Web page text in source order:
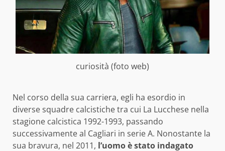
curiosità (foto web)
Nel corso della sua carriera, egli ha esordio in
diverse squadre calcistiche tra cui La Lucchese nella
stagione calcistica 1992-1993, passando
successivamente al Cagliari in serie A. Nonostante la
sua bravura, nel 2011, l’uomo è stato indagato